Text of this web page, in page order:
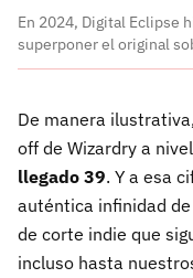
En 2024, Digital Eclipse
superponer el original
De manera
off de Wizardry a
llegado 39. Y a esa
auténtica infinidad
de corte indie que
incluso hasta